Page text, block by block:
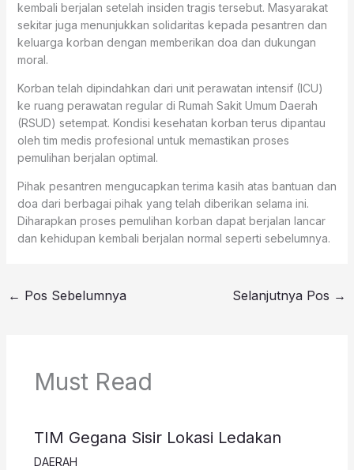
kembali berjalan setelah insiden tragis tersebut. Masyarakat
sekitar juga menunjukkan solidaritas kepada pesantren dan
keluarga korban dengan memberikan doa dan dukungan
moral.
Korban telah dipindahkan dari unit perawatan intensif (ICU)
ke ruang perawatan regular di Rumah Sakit Umum Daerah
(RSUD) setempat. Kondisi kesehatan korban terus dipantau
oleh tim medis profesional untuk memastikan proses
pemulihan berjalan optimal.
Pihak pesantren mengucapkan terima kasih atas bantuan dan
doa dari berbagai pihak yang telah diberikan selama ini.
Diharapkan proses pemulihan korban dapat berjalan lancar
dan kehidupan kembali berjalan normal seperti sebelumnya.
← Pos Sebelumnya Selanjutnya Pos →
Must Read
TIM Gegana Sisir Lokasi Ledakan
DAERAH